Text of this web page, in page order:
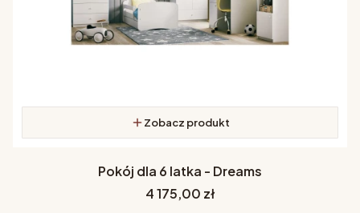
Zobacz produkt
Pokój dla 6 latka - Dreams
Cena
4 175,00 zł